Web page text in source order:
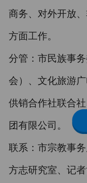
商务、对外开放
方面工作。
分管：市民族事
会）、文化旅游
供销合作社联合
团有限公司。
联系：市宗教事
方志研究室、记